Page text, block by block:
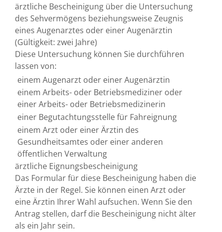
ärztliche Bescheinigung über die Untersuchung
des Sehvermögens beziehungsweise Zeugnis
eines Augenarztes oder einer Augenärztin
(Gültigkeit: zwei Jahre)
Diese Untersuchung können Sie durchführen
lassen von:
einem Augenarzt oder einer Augenärztin
einem Arbeits- oder Betriebsmediziner oder
einer Arbeits- oder Betriebsmedizinerin
einer Begutachtungsstelle für Fahreignung
einem Arzt oder einer Ärztin des
Gesundheitsamtes oder einer anderen
öffentlichen Verwaltung
ärztliche Eignungsbescheinigung
Das Formular für diese Bescheinigung haben die
Ärzte in der Regel. Sie können einen Arzt oder
eine Ärztin Ihrer Wahl aufsuchen. Wenn Sie den
Antrag stellen, darf die Bescheinigung nicht älter
als ein Jahr sein.